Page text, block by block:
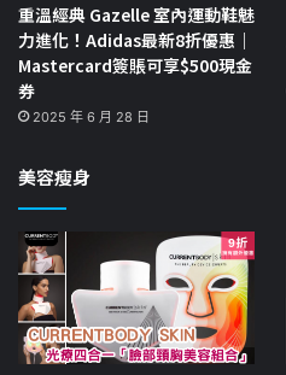
重溫經典 Gazelle 室內運動鞋魅
力進化！Adidas最新8折優惠｜
Mastercard簽賬可享$500現金
券
2025 年 6 月 28 日
美容瘦身